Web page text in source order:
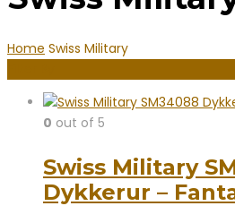
Home Swiss Military
0 out of 5
Swiss Military
Dykkerur –